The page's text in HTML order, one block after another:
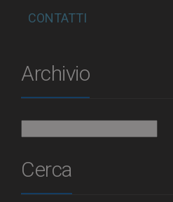
CONTATTI
Archivio
Cerca